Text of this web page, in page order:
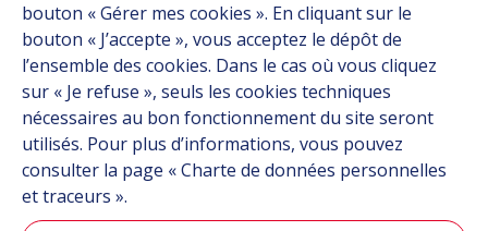
Suivez-nous
Linkedin
Instagram
bouton « Gérer mes cookies ». En cliquant sur le
bouton « J’accepte », vous acceptez le dépôt de
l’ensemble des cookies. Dans le cas où vous cliquez
sur « Je refuse », seuls les cookies techniques
nécessaires au bon fonctionnement du site seront
utilisés. Pour plus d’informations, vous pouvez
consulter la page « Charte de données personnelles
et traceurs ».